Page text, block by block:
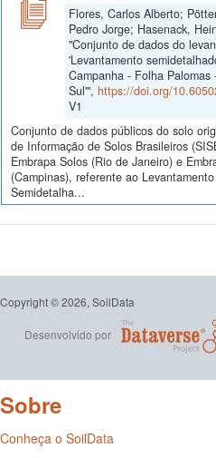
Flores, Carlos Alberto;
Pedro Jorge; Hasenack,
"Conjunto de dados do
'Levantamento
Campanha - Folha
Sul'", https://doi.org/
V1
Conjunto de dados públicos do solo
de Informação de Solos Brasileiros
Embrapa Solos (Rio de Janeiro) e
(Campinas), referente ao
Semidetalha...
Copyright © 2026, SoilData
Desenvolvido por
Sobre
Conheça o SoilData